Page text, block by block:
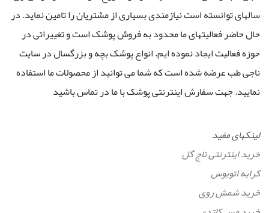
سالهای توانسته است نیازمندی بسیاری از مشتریان را تامین نماید. در
حال حاضر فعالیتهای ما محدود به فروش پوشک است و تغییراتی در
حوزه فعالیت ایجاد نموده ایم. انواع پوشک بچه و بزرگسال در سایت
ناجی طب عرضه شده است که شما می توانید از محصولات ما استفاده
نمایید. جهت سفارش اینترنتی پوشک با ما در تماس باشید
لینکهای مفید
خرید اینترنتی تاج گل
کرایه اتوبوس
خرید شمش روی